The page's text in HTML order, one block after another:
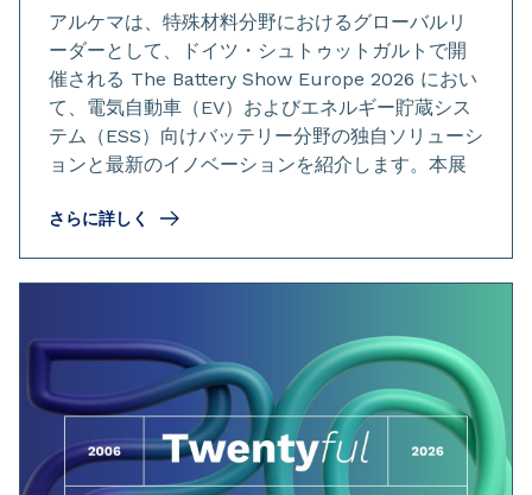
アルケマは、特殊材料分野におけるグローバルリ
ーダーとして、ドイツ・シュトゥットガルトで開
催される The Battery Show Europe 2026 におい
て、電気自動車（EV）およびエネルギー貯蔵シス
テム（ESS）向けバッテリー分野の独自ソリューシ
ョンと最新のイノベーションを紹介します。本展
さらに詳しく